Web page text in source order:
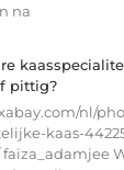
na
pittig?
nl/
kaas-
faiza_adamjee